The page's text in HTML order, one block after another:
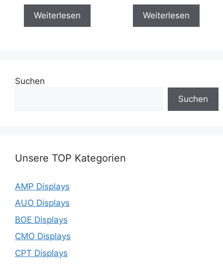
Weiterlesen Weiterlesen
Suchen
Suchen
Unsere TOP Kategorien
AMP Displays
AUO Displays
BOE Displays
CMO Displays
CPT Displays